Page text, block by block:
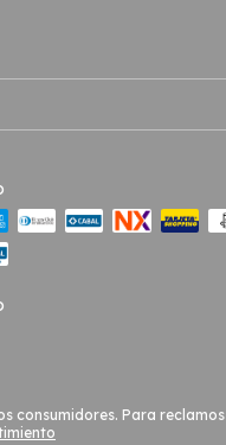
consumidores. Para reclamos